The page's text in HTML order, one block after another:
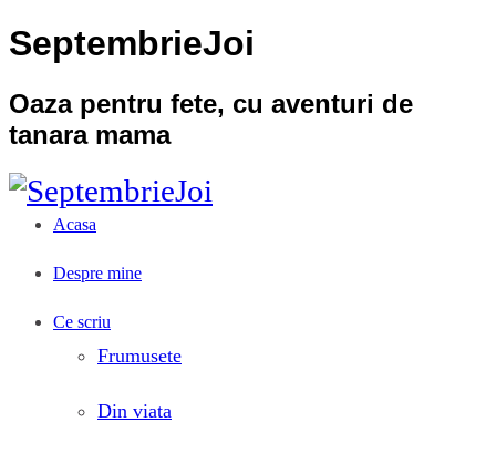
SeptembrieJoi
Oaza pentru fete, cu aventuri de
tanara mama
Acasa
Despre mine
Ce scriu
Frumusete
Din viata